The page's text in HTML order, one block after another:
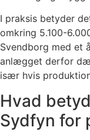
I praksis betyder
omkring 5.100-
Svendborg med et
anlægget derfor
især hvis
Hvad
Sydfyn for